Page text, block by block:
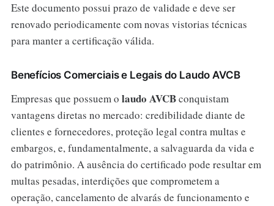
Este documento possui prazo de validade e deve ser
renovado periodicamente com novas vistorias técnicas
para manter a certificação válida.
Benefícios Comerciais e Legais do Laudo AVCB
Empresas que possuem o laudo AVCBconquistam
vantagens diretas no mercado: credibilidade diante de
clientes e fornecedores, proteção legal contra multas e
embargos, e, fundamentalmente, a salvaguarda da vida e
do patrimônio. A ausência do certificado pode resultar em
multas pesadas, interdições que comprometem a
operação, cancelamento de alvarás de funcionamento e